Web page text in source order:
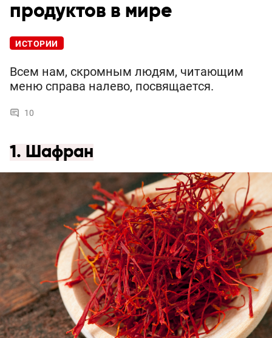
продуктов в мире
ИСТОРИИ
Всем нам, скромным людям, читающим
меню справа налево, посвящается.
10
1. Шафран